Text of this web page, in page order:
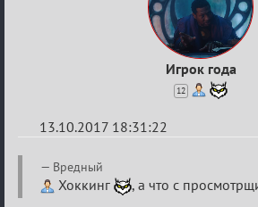
Игрок года
12
13.10.2017 18:31:22
Re:
Калькулятор
Вредный
Хоккинг , а что с